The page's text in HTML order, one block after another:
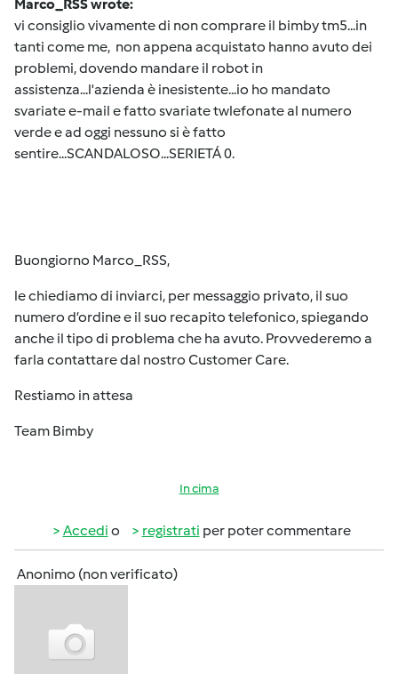
Marco_RSS wrote:
vi consiglio vivamente di non comprare il bimby tm5...in
tanti come me, non appena acquistato hanno avuto dei
problemi, dovendo mandare il robot in
assistenza...l'azienda è inesistente...io ho mandato
svariate e-mail e fatto svariate twlefonate al numero
verde e ad oggi nessuno si è fatto
sentire...SCANDALOSO...SERIETÁ 0.
Buongiorno Marco_RSS,
le chiediamo di inviarci, per messaggio privato, il suo
numero d’ordine e il suo recapito telefonico, spiegando
anche il tipo di problema che ha avuto. Provvederemo a
farla contattare dal nostro Customer Care.
Restiamo in attesa
Team Bimby
In cima
Accedi o registrati per poter commentare
Anonimo (non verificato)